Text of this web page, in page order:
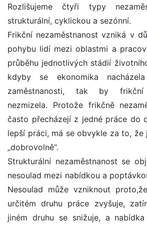
Rozlišujeme čtyři typy
strukturální, cyklickou a sezónní.
Frikční nezaměstnanost vzniká v
pohybu lidí mezi oblastmi a
průběhu jednotlivých stádií
kdyby se ekonomika
zaměstnanosti, tak by frikční
nezmizela. Protože frikčně
často přecházejí z jedné práce do
lepší práci, má se obvykle za to, že
„dobrovolně“.
Strukturální nezaměstnanost se
nesoulad mezi nabídkou a
Nesoulad může vzniknout
určitém druhu práce zvyšuje,
jiném druhu se snižuje, a